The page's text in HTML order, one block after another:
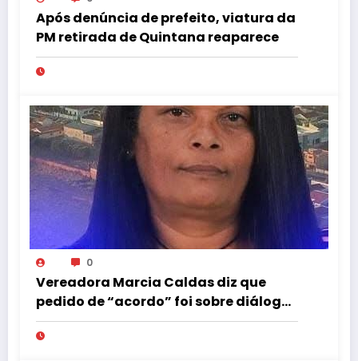
Após denúncia de prefeito, viatura da
PM retirada de Quintana reaparece
0
Vereadora Marcia Caldas diz que
pedido de “acordo” foi sobre diálogo
institucional